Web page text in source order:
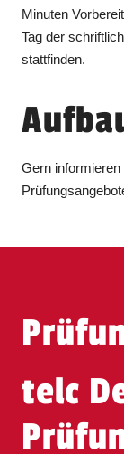
Minuten
Tag der
stattfinden.
Gern
telc